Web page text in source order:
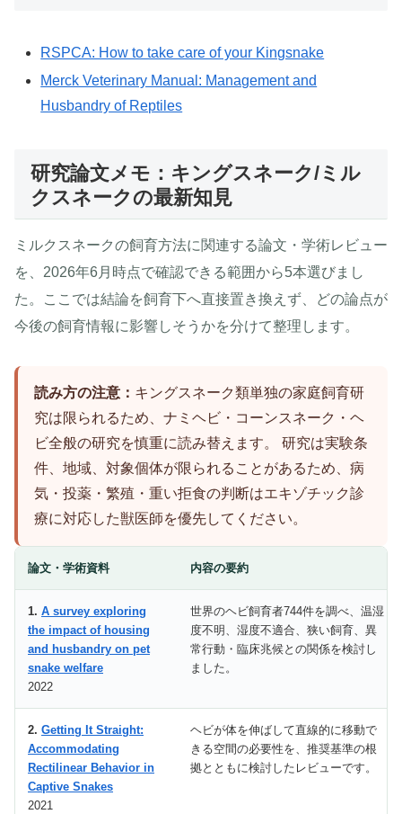
RSPCA: How to take care of your Kingsnake
Merck Veterinary Manual: Management and
Husbandry of Reptiles
研究論文メモ：キングスネーク/ミル
クスネークの最新知見
ミルクスネークの飼育方法に関連する論文・学術レビュー
を、2026年6月時点で確認できる範囲から5本選びまし
た。ここでは結論を飼育下へ直接置き換えず、どの論点が
今後の飼育情報に影響しそうかを分けて整理します。
読み方の注意： キングスネーク類単独の家庭飼育研
究は限られるため、ナミヘビ・コーンスネーク・ヘ
ビ全般の研究を慎重に読み替えます。 研究は実験条
件、地域、対象個体が限られることがあるため、病
気・投薬・繁殖・重い拒食の判断はエキゾチック診
療に対応した獣医師を優先してください。
論文・学術資料 内容の要約
1. A survey exploring
the impact of housing
and husbandry on pet
snake welfare
2022
世界のヘビ飼育者744件を調べ、温湿
度不明、湿度不適合、狭い飼育、異
常行動・臨床兆候との関係を検討し
ました。
2. Getting It Straight:
Accommodating
Rectilinear Behavior in
Captive Snakes
2021
ヘビが体を伸ばして直線的に移動で
きる空間の必要性を、推奨基準の根
拠とともに検討したレビューです。